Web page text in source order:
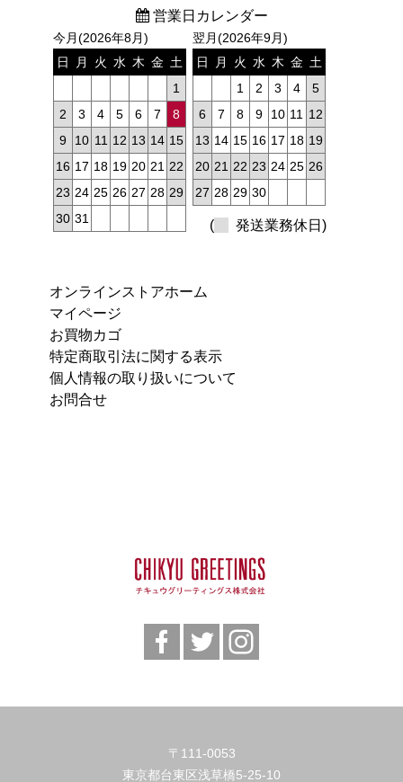
営業日カレンダー
今月(2026年8月)
日
月 火 水 木 金 土
1
2
3 4 5 6 7
8
9
10 11 12 13 14 15
16 17 18 19 20 21 22
23 24 25 26 27 28 29
30 31
翌月(2026年9月)
日
月 火 水 木 金 土
1
2 3 4
5
6
7 8 9 10 11
12
13 14 15 16 17 18 19
20 21 22 23 24 25 26
27 28 29 30
( 発送業務休日)
オンラインストアホーム
マイページ
お買物カゴ
特定商取引法に関する表示
個人情報の取り扱いについて
お問合せ
〒111-0053
東京都台東区浅草橋5-25-10